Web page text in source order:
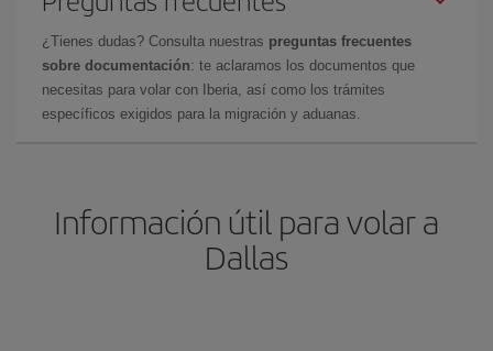
¿Tienes dudas? Consulta nuestras preguntas frecuentes
sobre documentación: te aclaramos los documentos que
necesitas para volar con Iberia, así como los trámites
específicos exigidos para la migración y aduanas.
Información útil para volar a
Dallas